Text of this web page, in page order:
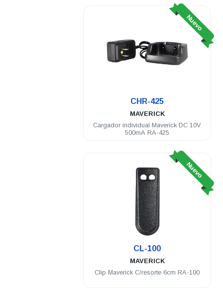
Nuevo
CHR-425
MAVERICK
Cargador individual Maverick DC 10V
500mA RA-425
Nuevo
CL-100
MAVERICK
Clip Maverick C/resorte 6cm RA-100